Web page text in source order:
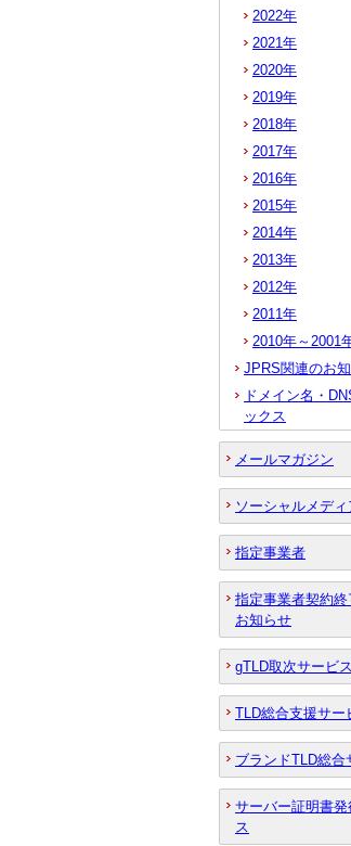
2022年
2021年
2020年
2019年
2018年
2017年
2016年
2015年
2014年
2013年
2012年
2011年
2010年～2001
JPRS関連のお
ドメイン名・
ックス
メールマガジン
ソーシャルメディ
指定事業者
指定事業者契約終
お知らせ
gTLD取次サービス
TLD総合支援サー
ブランドTLD総合
サーバー証明書
ス